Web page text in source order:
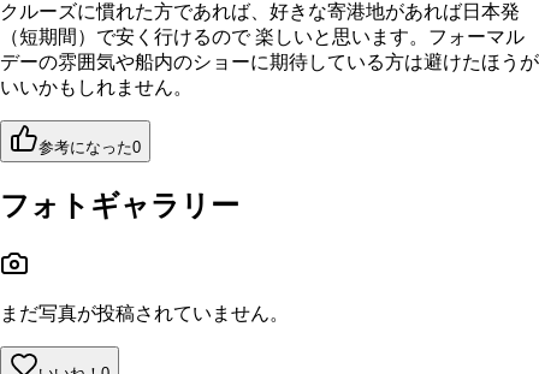
クルーズに慣れた方であれば、好きな寄港地があれば日本発
（短期間）で安く行けるので 楽しいと思います。フォーマル
デーの雰囲気や船内のショーに期待している方は避けたほうが
いいかもしれません。
参考になった0
フォトギャラリー
まだ写真が投稿されていません。